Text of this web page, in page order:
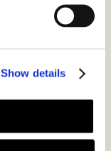
Show details